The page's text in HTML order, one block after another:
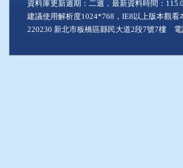
資料庫更新週期：二週，最新資料時間：
建議使用解析度1024*768，IE8以上版本觀看
220230 新北市板橋區縣民大道2段7號7樓 電